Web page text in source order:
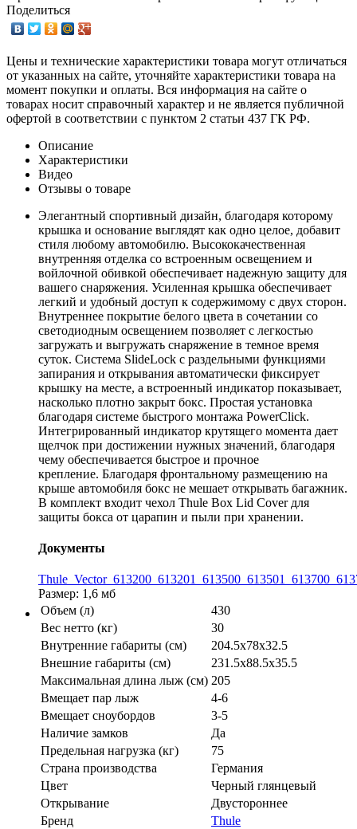
Поделиться
Цены и технические характеристики товара могут отличаться
от указанных на сайте, уточняйте характеристики товара на
момент покупки и оплаты. Вся информация на сайте о
товарах носит справочный характер и не является публичной
офертой в соответствии с пунктом 2 статьи 437 ГК РФ.
Описание
Характеристики
Видео
Отзывы о товаре
Элегантный спортивный дизайн, благодаря которому
крышка и основание выглядят как одно целое, добавит
стиля любому автомобилю. Высококачественная
внутренняя отделка со встроенным освещением и
войлочной обивкой обеспечивает надежную защиту для
вашего снаряжения. Усиленная крышка обеспечивает
легкий и удобный доступ к содержимому с двух сторон.
Внутреннее покрытие белого цвета в сочетании со
светодиодным освещением позволяет с легкостью
загружать и выгружать снаряжение в темное время
суток. Система SlideLock с раздельными функциями
запирания и открывания автоматически фиксирует
крышку на месте, а встроенный индикатор показывает,
насколько плотно закрыт бокс. Простая установка
благодаря системе быстрого монтажа PowerClick.
Интегрированный индикатор крутящего момента дает
щелчок при достижении нужных значений, благодаря
чему обеспечивается быстрое и прочное
крепление. Благодаря фронтальному размещению на
крыше автомобиля бокс не мешает открывать багажник.
В комплект входит чехол Thule Box Lid Cover для
защиты бокса от царапин и пыли при хранении.
Документы
Размер: 1,6 мб
Объем (л)
430
Вес нетто (кг)
30
Внутренние габариты (см)
204.5x78x32.5
Внешние габариты (см)
231.5x88.5x35.5
Максимальная длина лыж (см) 205
Вмещает пар лыж
4-6
Вмещает сноубордов
3-5
Наличие замков
Да
Предельная нагрузка (кг)
75
Страна производства
Германия
Цвет
Черный глянцевый
Открывание
Двустороннее
Бренд
Thule